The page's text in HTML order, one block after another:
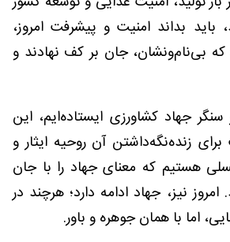
بداند امنیت و پیشرفت امروز،
بی‌نام‌ونشان، جان بر کف نهادند و
سنگر جهاد کشاورزی ایستاده‌ایم، این
زنده‌نگه‌داشتن آن روحیه ایثار و
هستیم که معنای جهاد را با جان
نیز، جهاد ادامه دارد؛ هرچند در
اما با همان جوهره و باور.